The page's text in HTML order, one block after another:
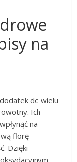
na
do wielu
Ich
na
florę
Dzięki